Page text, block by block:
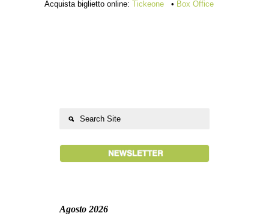
Acquista biglietto online: Tickeone • Box Office
Agosto 2026